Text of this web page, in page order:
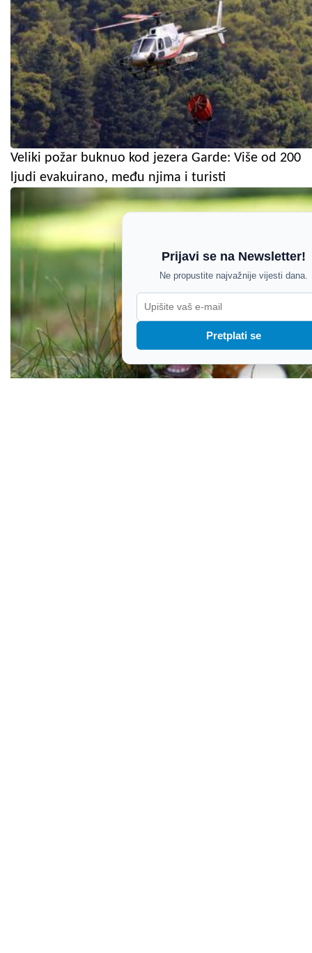
Veliki požar buknuo kod jezera Garde: Više od 200
ljudi evakuirano, među njima i turisti
Prijavi se na Newsletter!
Ne propustite najvažnije vijesti dana.
Pretplati se